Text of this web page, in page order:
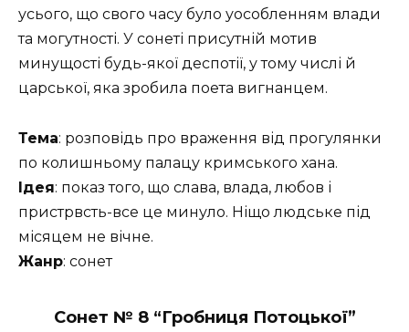
усього, що свого часу було уособленням влади
та могутності. У сонеті присутній мотив
минущості будь-якої деспотії, у тому числі й
царської, яка зробила поета вигнанцем.
Тема: розповідь про враження від прогулянки
по колишньому палацу кримського хана.
Ідея: показ того, що слава, влада, любов і
пристрвсть-все це минуло. Ніщо людське під
місяцем не вічне.
Жанр: сонет
Сонет № 8 “Гробниця Потоцької”